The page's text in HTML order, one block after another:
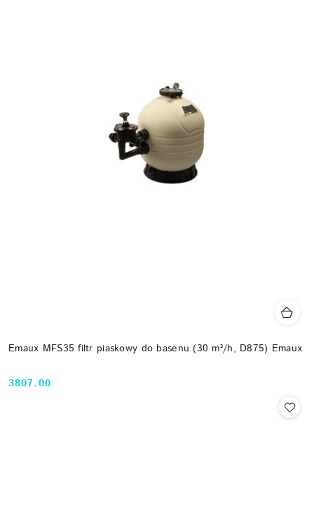
Emaux MFS35 filtr piaskowy do basenu (30 m³/h, D875) Emaux
Cena:
3807.00